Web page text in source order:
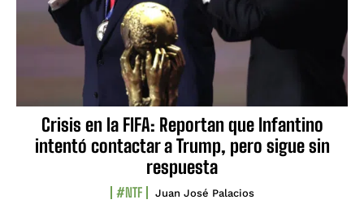
Crisis en la FIFA: Reportan que Infantino
intentó contactar a Trump, pero sigue sin
respuesta
#NTF Juan José Palacios